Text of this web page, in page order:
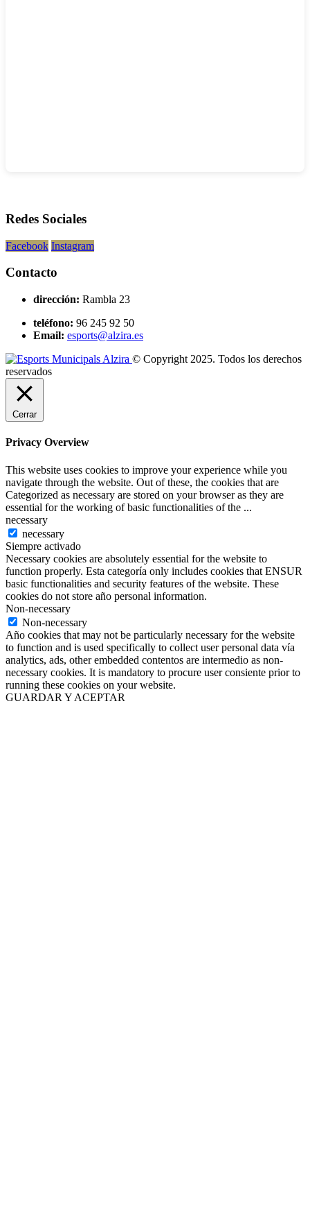
Redes Sociales
Facebook Instagram
Contacto
dirección: Rambla 23
teléfono: 96 245 92 50
Email: esports@alzira.es
© Copyright 2025. Todos los derechos
reservados
Cerrar
Privacy Overview
This website uses cookies to improve your experience while you
navigate through the website. Out of these, the cookies that are
Categorized as necessary are stored on your browser as they are
essential for the working of basic functionalities of the ...
necessary
necessary
Siempre activado
Necessary cookies are absolutely essential for the website to
function properly. Esta categoría only includes cookies that ENSUR
basic functionalities and security features of the website. These
cookies do not store año personal information.
Non-necessary
Non-necessary
Año cookies that may not be particularly necessary for the website
to function and is used specifically to collect user personal data vía
analytics, ads, other embedded contentos are intermedio as non-
necessary cookies. It is mandatory to procure user consiente prior to
running these cookies on your website.
GUARDAR Y ACEPTAR